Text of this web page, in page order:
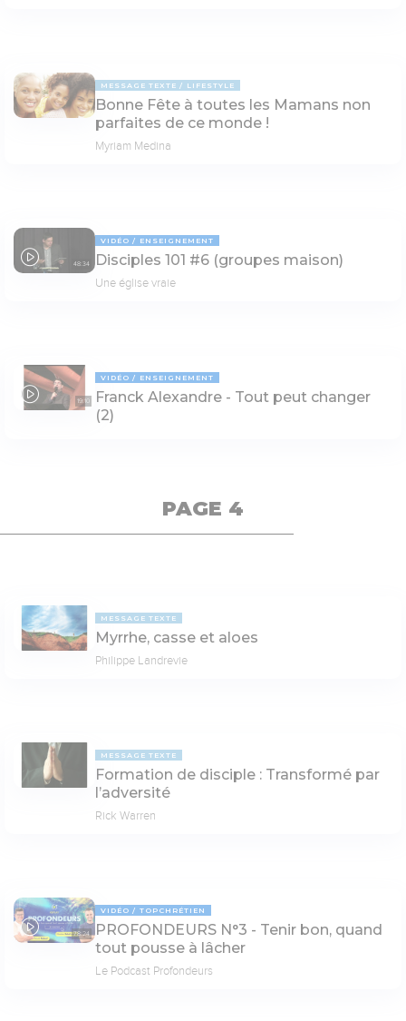
MESSAGE TEXTE LIFESTYLE
Bonne Fête à toutes les Mamans non
parfaites de ce monde !
Myriam Medina
48:34
VIDÉO ENSEIGNEMENT
Disciples 101 #6 (groupes maison)
Une église vraie
19:10
VIDÉO ENSEIGNEMENT
Franck Alexandre - Tout peut changer
(2)
PAGE 4
MESSAGE TEXTE
Myrrhe, casse et aloes
Philippe Landrevie
MESSAGE TEXTE
Formation de disciple : Transformé par
l’adversité
Rick Warren
78:24
VIDÉO TOPCHRÉTIEN
PROFONDEURS N°3 - Tenir bon, quand
tout pousse à lâcher
Le Podcast Profondeurs